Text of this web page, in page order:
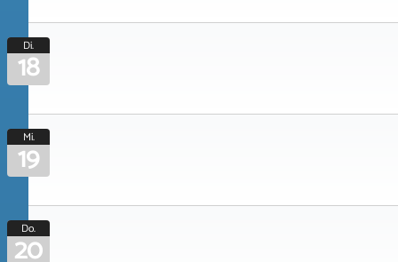
Di.
18
Mi.
19
Do.
20